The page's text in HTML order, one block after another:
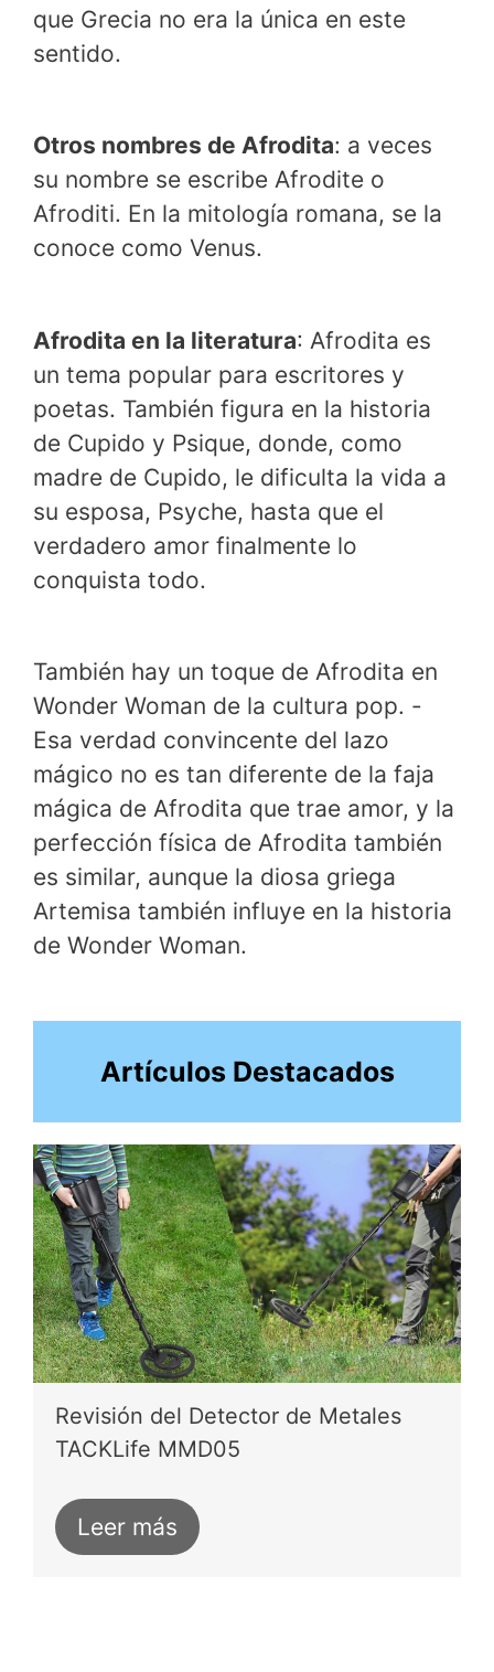
que Grecia no era la única en este
sentido.
Otros nombres de Afrodita: a veces
su nombre se escribe Afrodite o
Afroditi. En la mitología romana, se la
conoce como Venus.
Afrodita en la literatura: Afrodita es
un tema popular para escritores y
poetas. También figura en la historia
de Cupido y Psique, donde, como
madre de Cupido, le dificulta la vida a
su esposa, Psyche, hasta que el
verdadero amor finalmente lo
conquista todo.
También hay un toque de Afrodita en
Wonder Woman de la cultura pop. -
Esa verdad convincente del lazo
mágico no es tan diferente de la faja
mágica de Afrodita que trae amor, y la
perfección física de Afrodita también
es similar, aunque la diosa griega
Artemisa también influye en la historia
de Wonder Woman.
Artículos Destacados
Revisión del Detector de Metales
TACKLife MMD05
Leer más